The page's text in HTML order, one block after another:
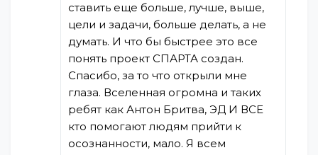
ставить еще больше, лучше, выше,
цели и задачи, больше делать, а не
думать. И что бы быстрее это все
понять проект СПАРТА создан.
Спасибо, за то что открыли мне
глаза. Вселенная огромна и таких
ребят как Антон Бритва, ЭД И ВСЕ
кто помогают людям прийти к
осознанности, мало. Я всем